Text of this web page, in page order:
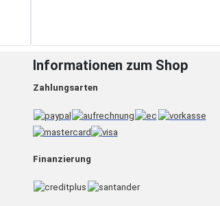
Informationen zum Shop
Zahlungsarten
Finanzierung